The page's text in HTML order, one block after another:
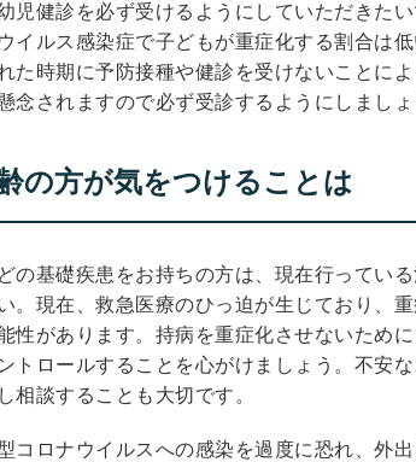
児健診を必ず受けるようにしていただきた
イルス感染症で子どもが重症化する割合は
た時期に予防接種や健診を受けないことに
念されますので必ず受診するようにしましょ
の方が気をつけることは
の基礎疾患をお持ちの方は、現在行ってい
。現在、救急医療のひっ迫が生じており、
性があります。持病を重症化させないため
トロールすることを心がけましょう。不安な
相談することも大切です。
コロナウイルスへの感染を過度に恐れ、外